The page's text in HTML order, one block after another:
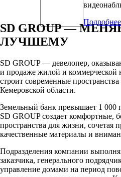
Подробнее
SD GROUP —
ЛУЧШЕМУ
SD GROUP — девелопер,
и продаже жилой и
строит современные
Кемеровской области.
Земельный банк превышает 1 000
SD GROUP создает комфортные,
пространства для жизни, сочетая
качественные материалы и
Подразделения компании
заказчика, генерального
управление домами на период